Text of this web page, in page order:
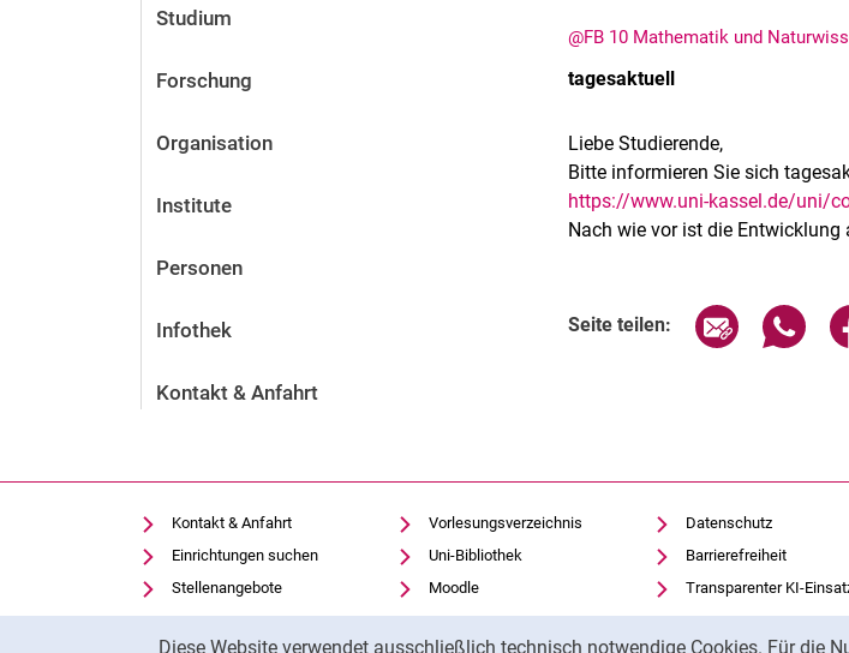
Diese Website verwendet ausschließlich technisch notwendige Cookies. Für die
Studium
Forschung
Organisation
Institute
Personen
Infothek
Kontakt & Anfahrt
@FB 10 Mathematik und
tagesaktuell
Liebe Studierende,
Bitte informieren Sie sich
https://www.uni-kassel.de/uni/
Nach wie vor ist die
Seite teilen: Seite über
Kontakt & Anfahrt
Einrichtungen suchen
Stellenangebote
Cookie-Einstellungen
Vorlesungsverzeichnis
Uni-Bibliothek
Moodle
Panopto
Datenschutz
Barrierefreiheit
Transparenter KI-
Impressum